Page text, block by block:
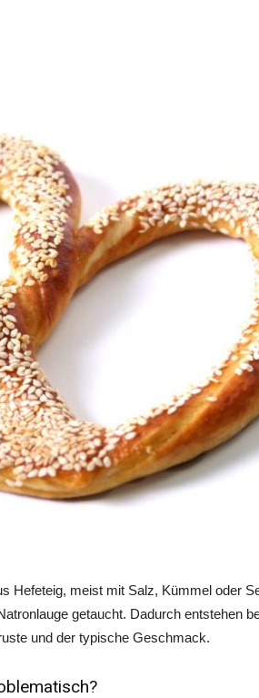
Hefeteig, meist mit Salz, Kümmel oder
getaucht. Dadurch entstehen
und der typische Geschmack.